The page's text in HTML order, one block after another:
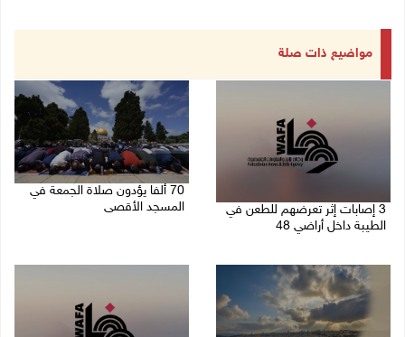
مواضيع ذات صلة
3 إصابات إثر تعرضهم للطعن في
الطيبة داخل أراضي 48
70 ألفا يؤدون صلاة الجمعة في
المسجد الأقصى